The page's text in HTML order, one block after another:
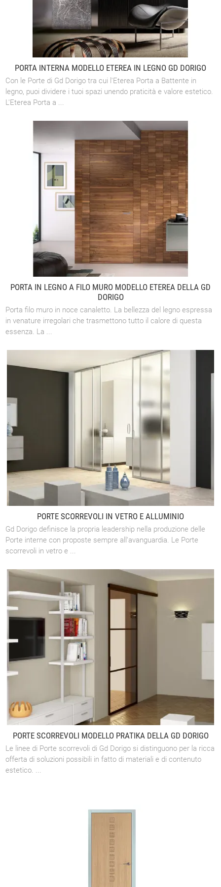
PORTA INTERNA MODELLO ETEREA IN LEGNO GD DORIGO
Con le Porte di Gd Dorigo tra cui l'Eterea Porta a Battente in
legno, puoi dividere i tuoi spazi unendo praticità e valore estetico.
L'Eterea Porta a ...
PORTA IN LEGNO A FILO MURO MODELLO ETEREA DELLA GD
DORIGO
Porta filo muro in noce canaletto. La bellezza del legno espressa
in venature irregolari che trasmettono tutto il calore di questa
essenza. La ...
PORTE SCORREVOLI IN VETRO E ALLUMINIO
Gd Dorigo definisce la propria leadership nella produzione delle
Porte interne con proposte sempre all'avanguardia. Le Porte
scorrevoli in vetro e ...
PORTE SCORREVOLI MODELLO PRATIKA DELLA GD DORIGO
Le linee di Porte scorrevoli di Gd Dorigo si distinguono per la ricca
offerta di soluzioni possibili in fatto di materiali e di contenuto
estetico. ...